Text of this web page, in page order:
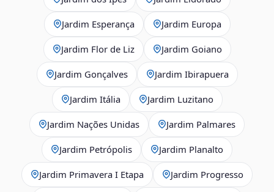
Jardim Esperança Jardim Europa
Jardim Flor de Liz Jardim Goiano
Jardim Gonçalves Jardim Ibirapuera
Jardim Itália Jardim Luzitano
Jardim Nações Unidas Jardim Palmares
Jardim Petrópolis Jardim Planalto
Jardim Primavera I Etapa Jardim Progresso